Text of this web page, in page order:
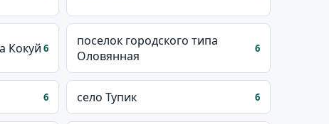
Кокуй 6
поселок городского типа
Оловянная
6
6 село Тупик 6